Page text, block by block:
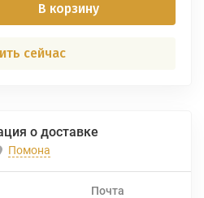
В корзину
сейчас
о доставке
Помона
Почта